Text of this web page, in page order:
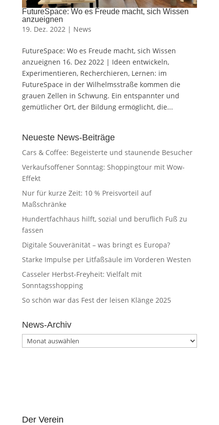
FutureSpace: Wo es Freude macht, sich Wissen
anzueignen
19. Dez. 2022 | News
FutureSpace: Wo es Freude macht, sich Wissen
anzueignen 16. Dez 2022 | Ideen entwickeln,
Experimentieren, Recherchieren, Lernen: im
FutureSpace in der Wilhelmsstraße kommen die
grauen Zellen in Schwung. Ein entspannter und
gemütlicher Ort, der Bildung ermöglicht, die...
Neueste News-Beiträge
Cars & Coffee: Begeisterte und staunende Besucher
Verkaufsoffener Sonntag: Shoppingtour mit Wow-
Effekt
Nur für kurze Zeit: 10 % Preisvorteil auf
Maßschränke
Hundertfachhaus hilft, sozial und beruflich Fuß zu
fassen
Digitale Souveränität – was bringt es Europa?
Starke Impulse per Litfaßsäule im Vorderen Westen
Casseler Herbst-Freyheit: Vielfalt mit
Sonntagsshopping
So schön war das Fest der leisen Klänge 2025
News-Archiv
News-
Archiv
Der Verein